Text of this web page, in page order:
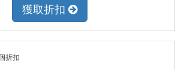
獲取折扣
折扣